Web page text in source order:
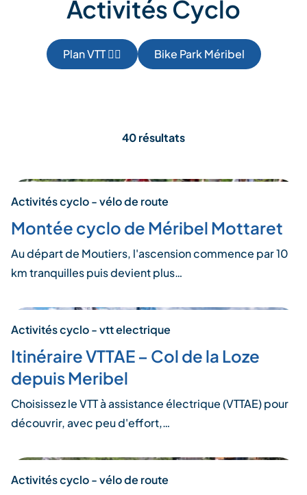
Activités Cyclo
Plan VTT 🚵‍♂️ Bike Park Méribel
40 résultats
Activités cyclo - vélo de route
Montée cyclo de Méribel Mottaret
Au départ de Moutiers, l'ascension commence par 10
km tranquilles puis devient plus…
Activités cyclo - vtt electrique
Itinéraire VTTAE – Col de la Loze
depuis Meribel
Choisissez le VTT à assistance électrique (VTTAE) pour
découvrir, avec peu d'effort,…
Activités cyclo - vélo de route